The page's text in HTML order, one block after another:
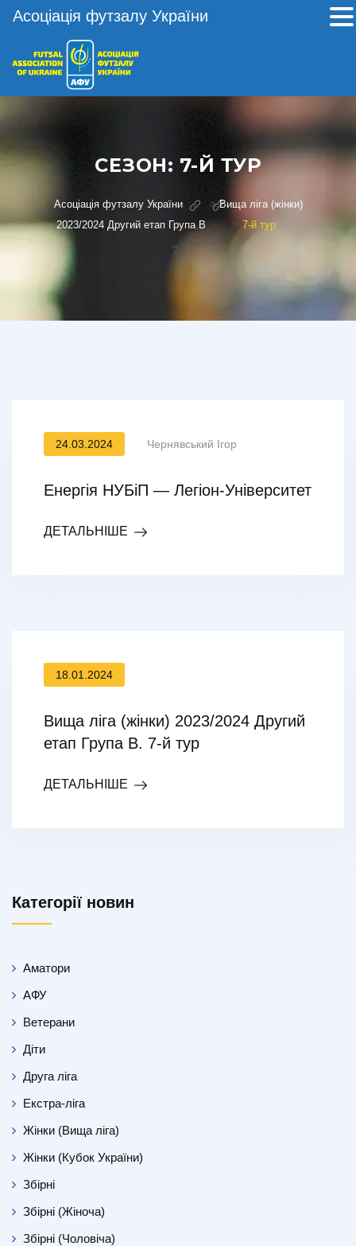
СЕЗОН: 7-Й ТУР
Асоціація футзалу України >Вища ліга (жінки)
2023/2024 Другий етап Група В
> 7-й тур
?>
24.03.2024 Чернявський Ігор
Енергія НУБіП — Легіон-Університет
ДЕТАЛЬНІШЕ
18.01.2024
Вища ліга (жінки) 2023/2024 Другий
етап Група В. 7-й тур
ДЕТАЛЬНІШЕ
Категорії новин
Аматори
АФУ
Ветерани
Діти
Друга ліга
Екстра-ліга
Жінки (Вища ліга)
Жінки (Кубок України)
Збірні
Збірні (Жіноча)
Збірні (Чоловіча)
Асоціація футзалу України